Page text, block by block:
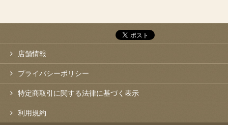
店舗情報
プライバシーポリシー
特定商取引に関する法律に基づく表示
利用規約